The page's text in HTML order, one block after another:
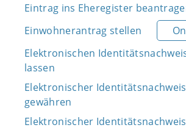
Eintrag ins Eheregister
Einwohnerantrag stellen
Elektronischen
lassen
Elektronischer
gewähren
Elektronischer